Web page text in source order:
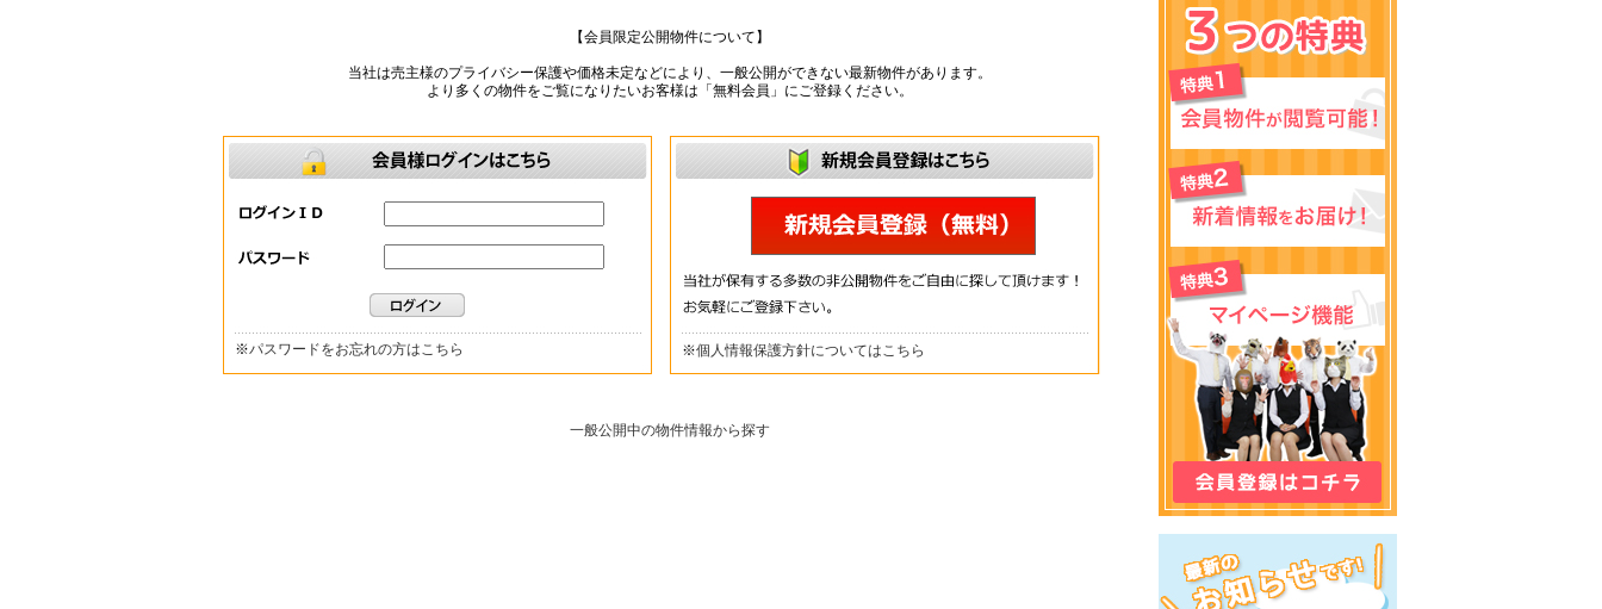
【会員限定公開物件について】
当社は売主様のプライバシー保護や価格未定などにより、一般公開ができない最新物件があります。
より多くの物件をご覧になりたいお客様は「無料会員」にご登録ください。
※パスワードをお忘れの方はこちら ※個人情報保護方針についてはこちら
一般公開中の物件情報から探す